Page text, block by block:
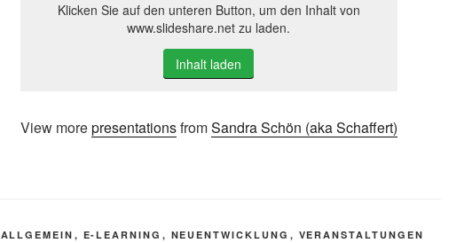
Klicken Sie auf den unteren Button, um den Inhalt von
www.slideshare.net zu laden.
Inhalt laden
View morepresentationsfromSandra Schön (aka Schaffert)
KATEGORIEN
ALLGEMEIN , E-LEARNING , NEUENTWICKLUNG , VERANSTALTUNGEN